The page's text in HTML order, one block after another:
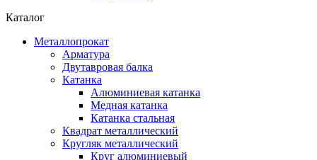
Каталог
Металлопрокат
Арматура
Двутавровая балка
Катанка
Алюминиевая катанка
Медная катанка
Катанка стальная
Квадрат металлический
Кругляк металлический
Круг алюминиевый